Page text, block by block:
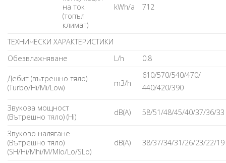
на ток
(топъл
климат)
kWh/a 712
ТЕХНИЧЕСКИ ХАРАКТЕРИСТИКИ
Обезвлажняване
L/h 0.8
Дебит (вътрешно тяло)
(Turbo/Hi/Mi/Low)
m3/h
610/570/540/470/
440/420/390
Звукова мощност
(Вътрешно тяло) (Hi)
dB(A) 58/51/48/45/40/37/36/33
Звуково налягане
(Вътрешно тяло)
(SH/Hi/Mhi/M/Mlo/Lo/SLo)
dB(A) 38/37/34/31/26/23/22/19